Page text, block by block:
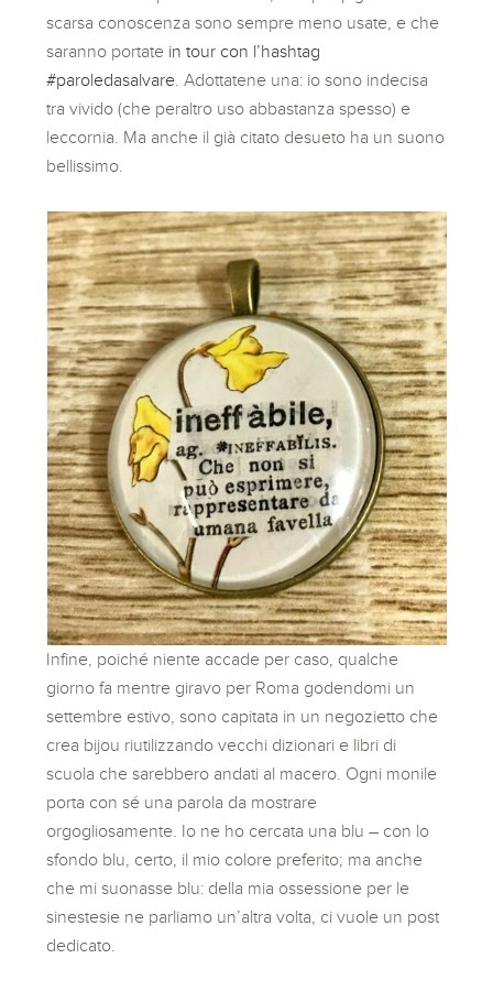
scarsa conoscenza sono sempre meno usate, e che
saranno portate in tour con l’hashtag
#paroledasalvare . Adottatene una: io sono indecisa
tra vivido (che peraltro uso abbastanza spesso) e
leccornia. Ma anche il già citato desueto ha un suono
bellissimo.
Infine, poiché niente accade per caso, qualche
giorno fa mentre giravo per Roma godendomi un
settembre estivo, sono capitata in un negozietto che
crea bijou riutilizzando vecchi dizionari e libri di
scuola che sarebbero andati al macero. Ogni monile
porta con sé una parola da mostrare
orgogliosamente. Io ne ho cercata una blu – con lo
sfondo blu, certo, il mio colore preferito; ma anche
che mi suonasse blu: della mia ossessione per le
sinestesie ne parliamo un’altra volta, ci vuole un post
dedicato.